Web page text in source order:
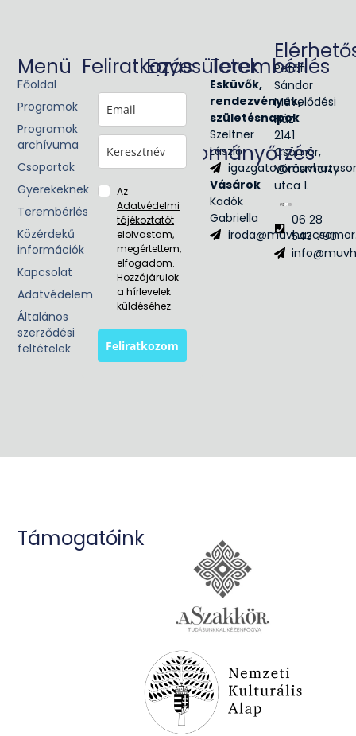
Petőfi
Sándor
Művelődési
Ház
2141
Csömör,
Vörösmarty
utca 1.
06 28
543 790
Terembérlés
Esküvők,
rendezvények,
születésnapok
Szeltner
László
Vásárok
Kadók
Gabriella
Egyesületek
egyesület
Hagyományőrzés
Néptánc
Feliratkozás
Az
Adatvédelmi
tájékoztatót
elolvastam,
megértettem,
elfogadom.
Hozzájárulok
a hírlevelek
küldéséhez.
Feliratkozom
Menü
Főoldal
Programok
Programok
archívuma
Csoportok
Gyerekeknek
Terembérlés
Közérdekű
információk
Kapcsolat
Adatvédelem
Általános
szerződési
feltételek
Támogatóink